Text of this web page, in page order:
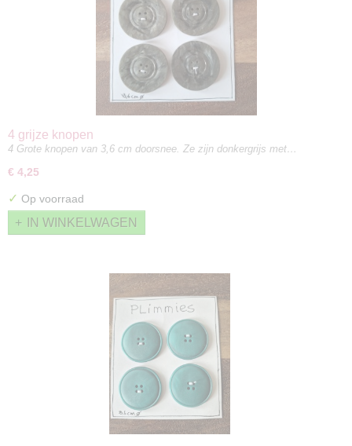
4 grijze knopen
4 Grote knopen van 3,6 cm doorsnee. Ze zijn donkergrijs met…
€ 4,25
✓ Op voorraad
IN WINKELWAGEN